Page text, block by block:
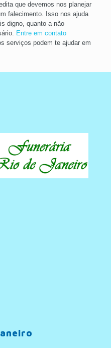
que devemos nos planejar
falecimento. Isso nos ajuda
digno, quanto a não
Entre em contato
serviços podem te ajudar em